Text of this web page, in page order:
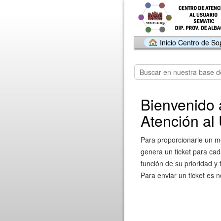
Inicio Centro de
Bienvenido
Atención al
Para proporcionarle un
genera un ticket para
función de su prioridad y
Para enviar un ticket es